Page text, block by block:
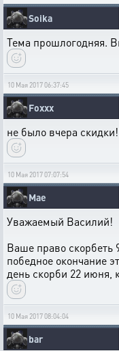
Soika
Тема прошлогодняя.
10 Мая 2017 06:37:45
Foxxx
не было вчера
10 Мая 2017 07:07:54
Mae
Уважаемый Василий!
Ваше право скорбеть
победное окончание
день скорби 22 июня,
10 Мая 2017 08:04:04
bar